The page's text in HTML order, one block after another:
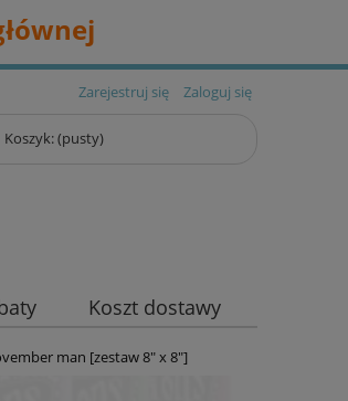
Zarejestruj się Zaloguj się
Koszyk:(pusty)
Koszt dostawy
man [zestaw 8" x 8"]